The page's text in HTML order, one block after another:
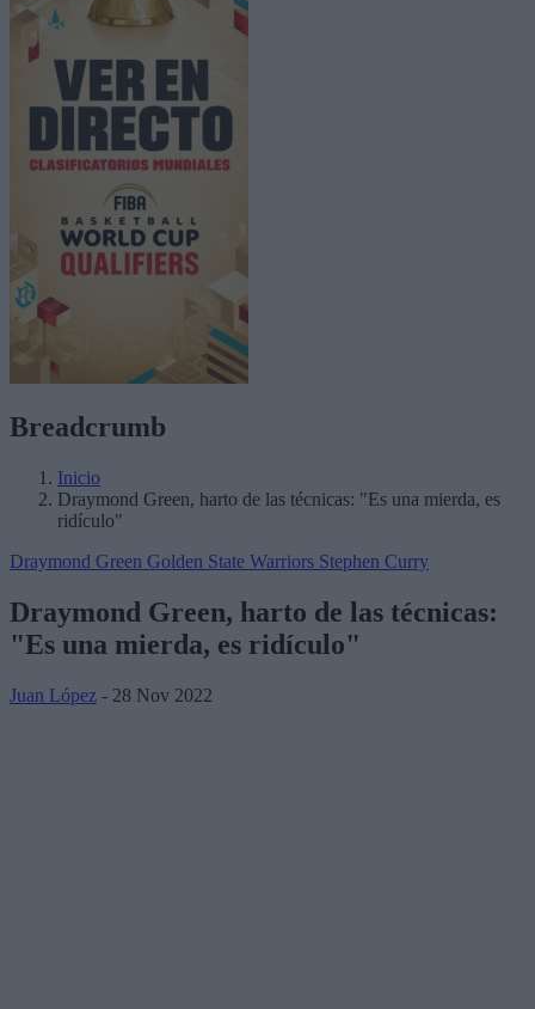
Breadcrumb
Inicio
Draymond Green, harto de las técnicas: "Es una mierda, es
ridículo"
Draymond Green Golden State Warriors Stephen Curry
Draymond Green, harto de las técnicas:
"Es una mierda, es ridículo"
Juan López - 28 Nov 2022